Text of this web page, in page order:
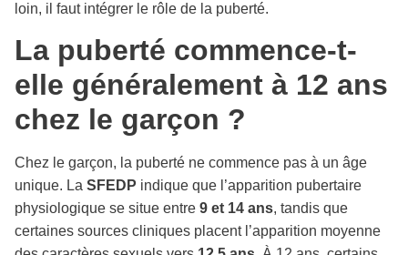
loin, il faut intégrer le rôle de la puberté.
La puberté commence-t-
elle généralement à 12 ans
chez le garçon ?
Chez le garçon, la puberté ne commence pas à un âge
unique. La SFEDP indique que l’apparition pubertaire
physiologique se situe entre 9 et 14 ans, tandis que
certaines sources cliniques placent l’apparition moyenne